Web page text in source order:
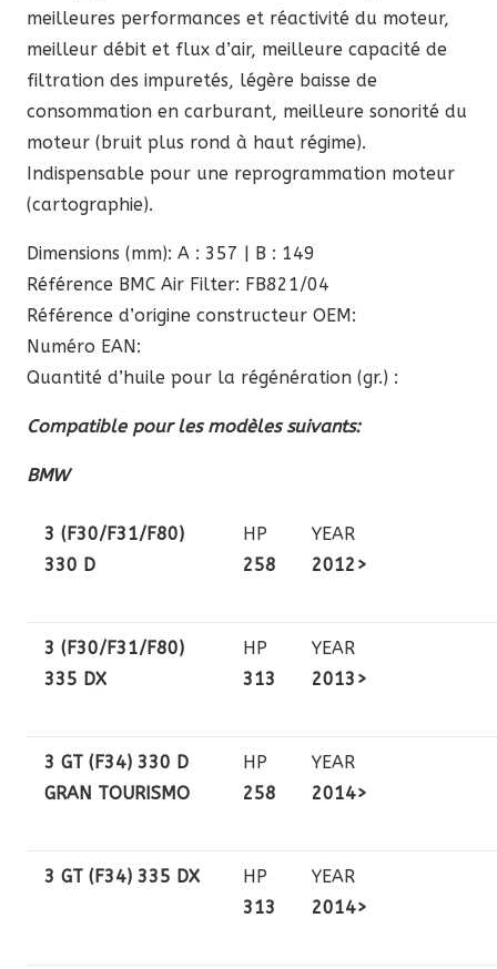
meilleures performances et réactivité du moteur,
meilleur débit et flux d’air, meilleure capacité de
filtration des impuretés, légère baisse de
consommation en carburant, meilleure sonorité du
moteur (bruit plus rond à haut régime).
Indispensable pour une reprogrammation moteur
(cartographie).
Dimensions (mm): A : 357 | B : 149
Référence BMC Air Filter: FB821/04
Référence d’origine constructeur OEM:
Numéro EAN:
Quantité d’huile pour la régénération (gr.) :
Compatible pour les modèles suivants:
BMW
3 (F30/F31/F80)
330 D
HP
258
YEAR
2012>
3 (F30/F31/F80)
335 DX
HP
313
YEAR
2013>
3 GT (F34) 330 D
GRAN TOURISMO
HP
258
YEAR
2014>
3 GT (F34) 335 DX
HP
313
YEAR
2014>